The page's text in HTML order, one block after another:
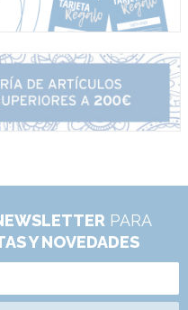
PARA
Y NOVEDADES